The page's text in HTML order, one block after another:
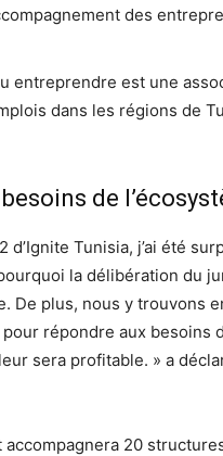
des
entreprendre est une
dans les régions de
de
Tunisia, j’ai été
la délibération du
De plus, nous y trouvons
répondre aux besoins
sera profitable. » a
20